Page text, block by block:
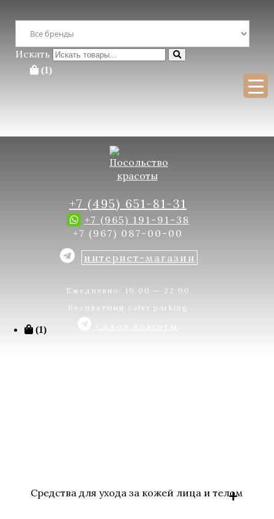
Поиск : Поиск
Для бесплатной консультации заполните форму
+7 (495) 651-81-31
+7 (965) 191-91-38
+7 (967) 087-00-00
интернет-магазин
Ежедневно: 10:00 — 22:00
Бесплатный valet parking
Искать
(1)
(1)
Средства для ухода за кожей лица и телом